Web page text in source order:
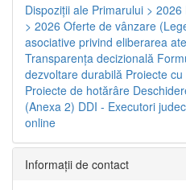
Dispoziţii ale Primarului > 2026
> 2026 Oferte de vânzare
asociative privind eliberarea
Transparenţa decizională
dezvoltare durabilă Proiecte
Proiecte de hotărâre
(Anexa 2) DDI - Executori
online
Informaţii de contact